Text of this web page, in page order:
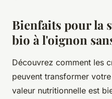
Bienfaits pour la
bio à l'oignon
Découvrez comment les
peuvent transformer
valeur nutritionnelle est